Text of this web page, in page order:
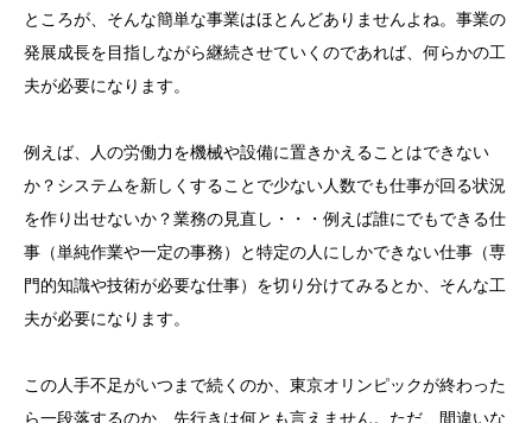
ところが、そんな簡単な事業はほとんどありませんよね。事業の
発展成長を目指しながら継続させていくのであれば、何らかの工
夫が必要になります。
例えば、人の労働力を機械や設備に置きかえることはできない
か？システムを新しくすることで少ない人数でも仕事が回る状況
を作り出せないか？業務の見直し・・・例えば誰にでもできる仕
事（単純作業や一定の事務）と特定の人にしかできない仕事（専
門的知識や技術が必要な仕事）を切り分けてみるとか、そんな工
夫が必要になります。
この人手不足がいつまで続くのか、東京オリンピックが終わった
ら一段落するのか、先行きは何とも言えません。ただ、間違いな